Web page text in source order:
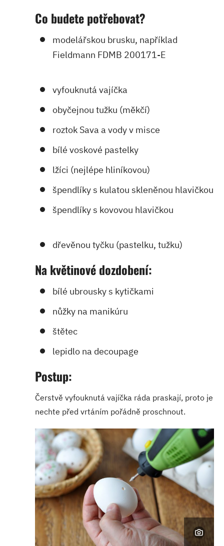
Co budete potřebovat?
modelářskou brusku, například
Fieldmann FDMB 200171-E
vyfouknutá vajíčka
obyčejnou tužku (měkčí)
roztok Sava a vody v misce
bílé voskové pastelky
lžíci (nejlépe hliníkovou)
špendlíky s kulatou skleněnou hlavičkou
špendlíky s kovovou hlavičkou
dřevěnou tyčku (pastelku, tužku)
Na květinové dozdobení:
bílé ubrousky s kytičkami
nůžky na manikúru
štětec
lepidlo na decoupage
Postup:
Čerstvě vyfouknutá vajíčka ráda praskají, proto je
nechte před vrtáním pořádně proschnout.